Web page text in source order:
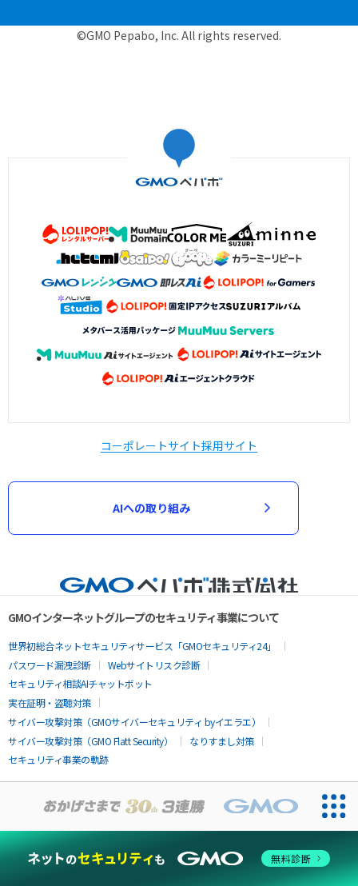
©GMO Pepabo, Inc. All rights reserved.
コーポレートサイト採用サイト
AIへの取り組み
GMOインターネットグループのセキュリティ事業について
世界初総合ネットセキュリティサービス「GMOセキュリティ24」
パスワード漏洩診断
Webサイトリスク診断
セキュリティ相談AIチャットボット
実在証明・盗聴対策
サイバー攻撃対策（GMOサイバーセキュリティ byイエラエ）
サイバー攻撃対策（GMO Flatt Security）
なりすまし対策
セキュリティ事業の軌跡
お問い合わせ
無料診断